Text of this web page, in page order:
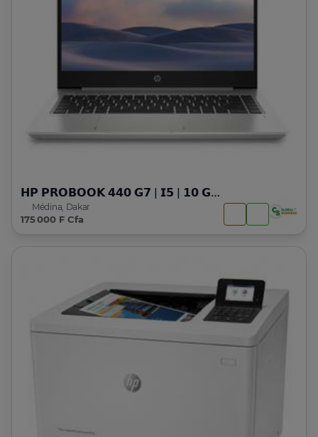
𝗛𝗣 𝗣𝗥𝗢𝗕𝗢𝗢𝗞 𝟰𝟰𝟬 𝗚𝟳 | 𝗜𝟱 | 𝟭𝟬 𝗚𝗘𝗡
Médina, Dakar
175 000 F Cfa